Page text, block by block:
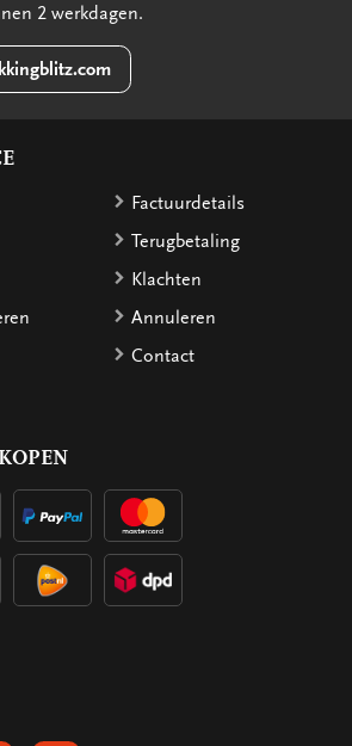
2 werkdagen.
Factuurdetails
Terugbetaling
Klachten
Annuleren
Contact